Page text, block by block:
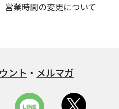
営業時間の変更について
ント ・ メルマガ